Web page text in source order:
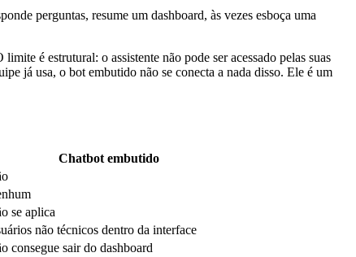
perguntas, resume um dashboard, às vezes esboça uma
é estrutural: o assistente não pode ser acessado pelas suas
já usa, o bot embutido não se conecta a nada disso. Ele é um
Chatbot embutido
se aplica
não técnicos dentro da interface
consegue sair do dashboard